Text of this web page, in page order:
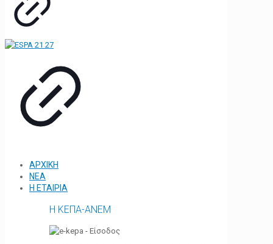
ΑΡΧΙΚΗ
ΝΕΑ
Η ΕΤΑΙΡΙΑ
Η ΚΕΠΑ-ΑΝΕΜ